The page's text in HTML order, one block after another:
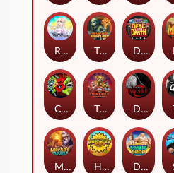
DEAL WITH DEATH
The Lost Book of Mummy’s Curse
The Crime File
RAINBOW PRINCESS
CHAOS CREW 3
Divine Drop
Merlin's Mania
Dark Spiral
Harvest Wilds